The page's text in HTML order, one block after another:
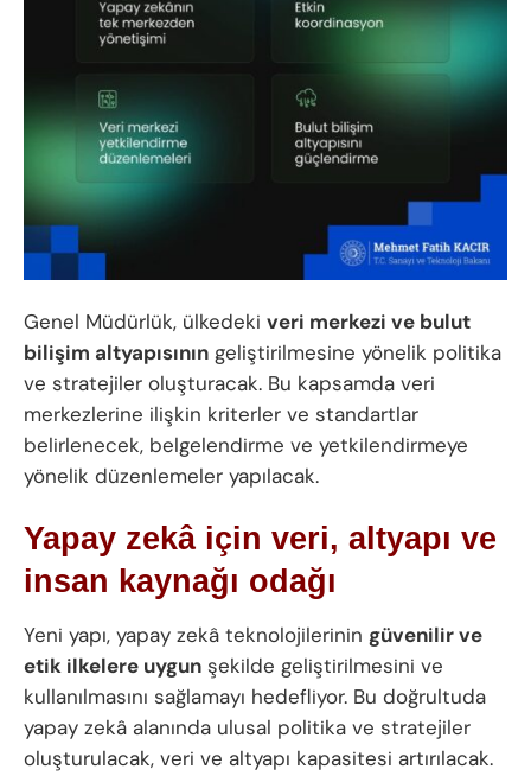
Genel Müdürlük, ülkedeki veri merkezi ve bulut
bilişim altyapısının geliştirilmesine yönelik politika
ve stratejiler oluşturacak. Bu kapsamda veri
merkezlerine ilişkin kriterler ve standartlar
belirlenecek, belgelendirme ve yetkilendirmeye
yönelik düzenlemeler yapılacak.
Yapay zekâ için veri, altyapı ve
insan kaynağı odağı
Yeni yapı, yapay zekâ teknolojilerinin güvenilir ve
etik ilkelere uygun şekilde geliştirilmesini ve
kullanılmasını sağlamayı hedefliyor. Bu doğrultuda
yapay zekâ alanında ulusal politika ve stratejiler
oluşturulacak, veri ve altyapı kapasitesi artırılacak.